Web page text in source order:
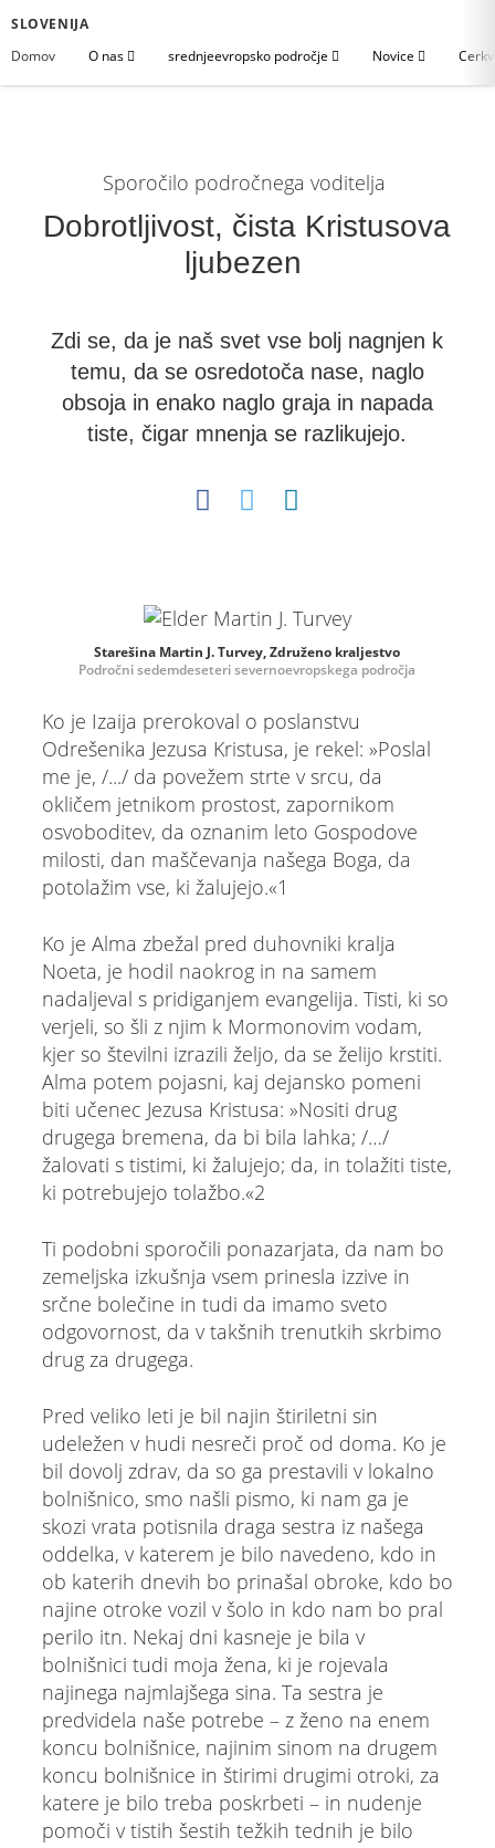
SLOVENIJA
Domov
O nas srednjeevropsko področje Novice
Sporočilo področnega voditelja
Dobrotljivost, čista Kristusova
ljubezen
Zdi se, da je naš svet vse bolj nagnjen k
temu, da se osredotoča nase, naglo
obsoja in enako naglo graja in napada
tiste, čigar mnenja se razlikujejo.
Starešina Martin J. Turvey, Združeno kraljestvo
Področni sedemdeseteri severnoevropskega področja
Ko je Izaija prerokoval o poslanstvu
Odrešenika Jezusa Kristusa, je rekel: »Poslal
me je, /.../ da povežem strte v srcu, da
okličem jetnikom prostost, zapornikom
osvoboditev, da oznanim leto Gospodove
milosti, dan maščevanja našega Boga, da
potolažim vse, ki žalujejo.«1
Ko je Alma zbežal pred duhovniki kralja
Noeta, je hodil naokrog in na samem
nadaljeval s pridiganjem evangelija. Tisti, ki so
verjeli, so šli z njim k Mormonovim vodam,
kjer so številni izrazili željo, da se želijo krstiti.
Alma potem pojasni, kaj dejansko pomeni
biti učenec Jezusa Kristusa: »Nositi drug
drugega bremena, da bi bila lahka; /…/
žalovati s tistimi, ki žalujejo; da, in tolažiti tiste,
ki potrebujejo tolažbo.«2
Ti podobni sporočili ponazarjata, da nam bo
zemeljska izkušnja vsem prinesla izzive in
srčne bolečine in tudi da imamo sveto
odgovornost, da v takšnih trenutkih skrbimo
drug za drugega.
Pred veliko leti je bil najin štiriletni sin
udeležen v hudi nesreči proč od doma. Ko je
bil dovolj zdrav, da so ga prestavili v lokalno
bolnišnico, smo našli pismo, ki nam ga je
skozi vrata potisnila draga sestra iz našega
oddelka, v katerem je bilo navedeno, kdo in
ob katerih dnevih bo prinašal obroke, kdo bo
najine otroke vozil v šolo in kdo nam bo pral
perilo itn. Nekaj dni kasneje je bila v
bolnišnici tudi moja žena, ki je rojevala
najinega najmlajšega sina. Ta sestra je
predvidela naše potrebe – z ženo na enem
koncu bolnišnice, najinim sinom na drugem
koncu bolnišnice in štirimi drugimi otroki, za
katere je bilo treba poskrbeti – in nudenje
pomoči v tistih šestih težkih tednih je bilo